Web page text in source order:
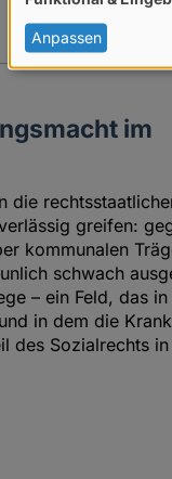
im
die
greifen:
kommunalen
schwach
– ein Feld, das in
in dem die
des Sozialrechts
von
Daten
Cookies
Anpassen